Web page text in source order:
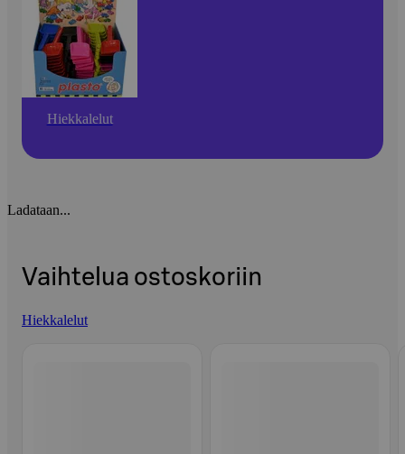
Hiekkalelut
Ladataan...
Vaihtelua ostoskoriin
Hiekkalelut